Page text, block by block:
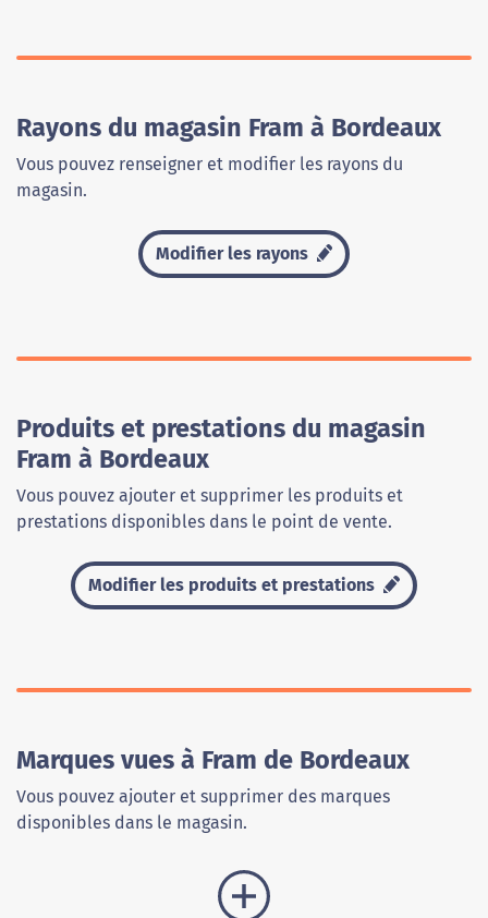
Rayons du magasin Fram à Bordeaux
Vous pouvez renseigner et modifier les rayons du
magasin.
Modifier les rayons
Produits et prestations du magasin
Fram à Bordeaux
Vous pouvez ajouter et supprimer les produits et
prestations disponibles dans le point de vente.
Modifier les produits et prestations
Marques vues à Fram de Bordeaux
Vous pouvez ajouter et supprimer des marques
disponibles dans le magasin.